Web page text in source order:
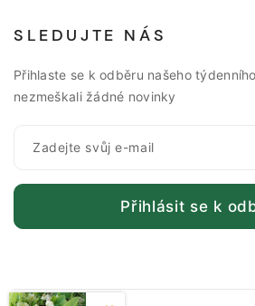
SLEDUJTE NÁS
Přihlaste se k odběru našeho
nezmeškali žádné novinky
Přihlásit se k